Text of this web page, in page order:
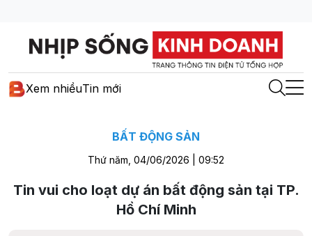
Xem nhiềuTin mới
BẤT ĐỘNG SẢN
Thứ năm, 04/06/2026 | 09:52
Tin vui cho loạt dự án bất động sản tại TP.
Hồ Chí Minh